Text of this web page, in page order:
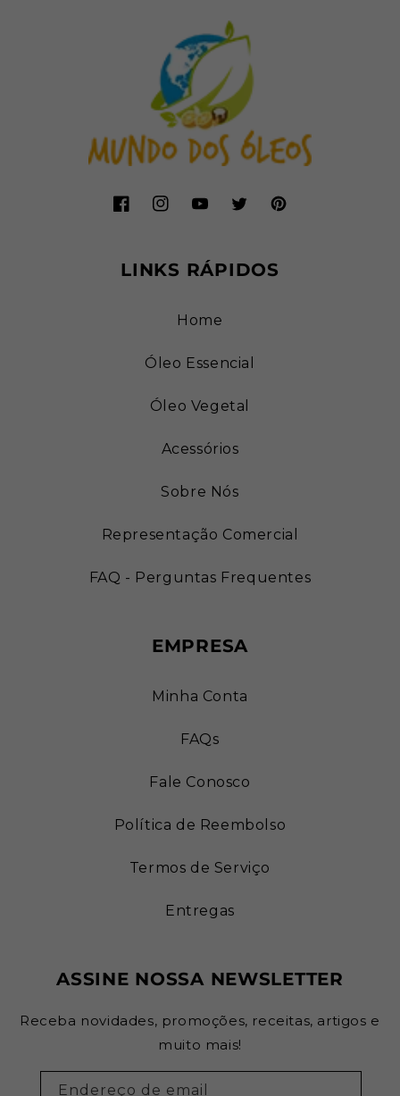
FacebookInstagramYouTubeTwitterPinterest
LINKS RÁPIDOS
Home
Óleo Essencial
Óleo Vegetal
Acessórios
Sobre Nós
Representação Comercial
FAQ - Perguntas Frequentes
EMPRESA
Minha Conta
FAQs
Fale Conosco
Política de Reembolso
Termos de Serviço
Entregas
ASSINE NOSSA NEWSLETTER
Receba novidades, promoções, receitas, artigos e
muito mais!
Endereço de email